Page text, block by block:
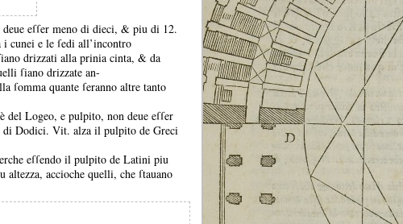
eſſer meno di dieci, & piu di 12.
cunei e le ſedi all’incontro
drizzati alla prinia cinta, & da
ſiano drizzate an-
ſomma quante ſeranno altre tanto
del Logeo, e pulpito, non deue eſſer
di Dodici. Vit. alza il pulpito de Greci
eſſendo il pulpito de Latini piu
altezza, accioche quelli, che ſtauano